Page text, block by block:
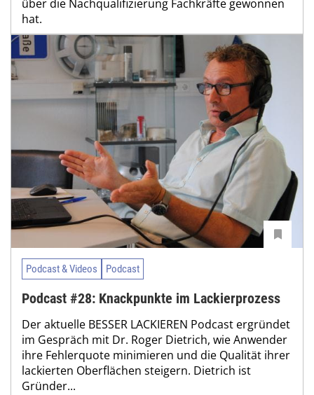
über die Nachqualifizierung Fachkräfte gewonnen
hat.
Podcast & Videos Podcast
Podcast #28: Knackpunkte im Lackierprozess
Der aktuelle BESSER LACKIEREN Podcast ergründet
im Gespräch mit Dr. Roger Dietrich, wie Anwender
ihre Fehlerquote minimieren und die Qualität ihrer
lackierten Oberflächen steigern. Dietrich ist
Gründer...